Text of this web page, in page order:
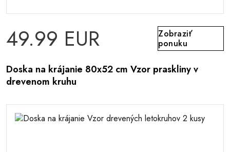
49.99 EUR
Zobraziť
ponuku
Doska na krájanie 80x52 cm Vzor praskliny v
drevenom kruhu